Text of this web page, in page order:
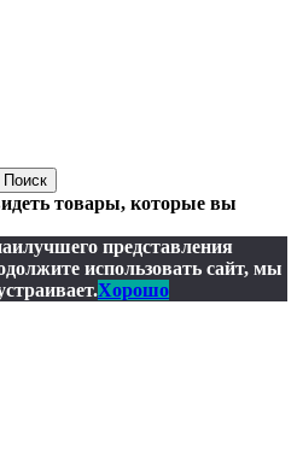
Поиск
товары, которые вы
представления
использовать сайт, мы
Хорошо